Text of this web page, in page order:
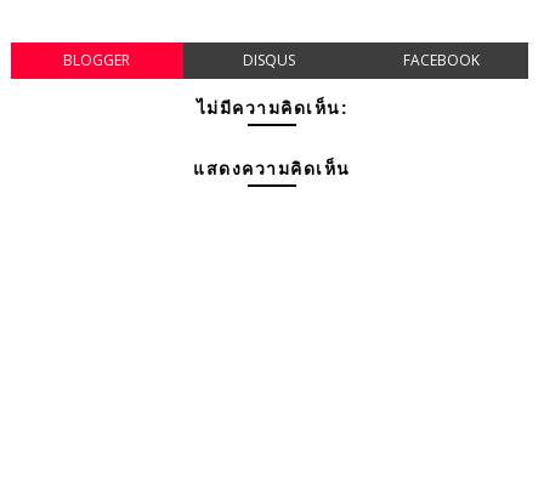
BLOGGER DISQUS FACEBOOK
ไม่มีความคิดเห็น:
แสดงความคิดเห็น